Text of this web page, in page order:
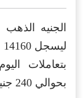
بحوالي 240 جنيها ليسجل 14160 جنيها […]